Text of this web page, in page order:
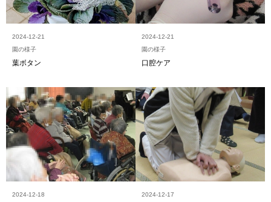
2024-12-21
園の様子
葉ボタン
2024-12-21
園の様子
口腔ケア
2024-12-18
2024-12-17